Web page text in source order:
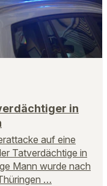
in
auf eine
Tatverdächtige in
Mann wurde nach
…